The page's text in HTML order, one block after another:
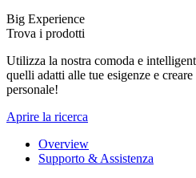
Big Experience
Trova i prodotti
Utilizza la nostra comoda e
quelli adatti alle tue esigenze e
personale!
Aprire la ricerca
Overview
Supporto & Assistenza